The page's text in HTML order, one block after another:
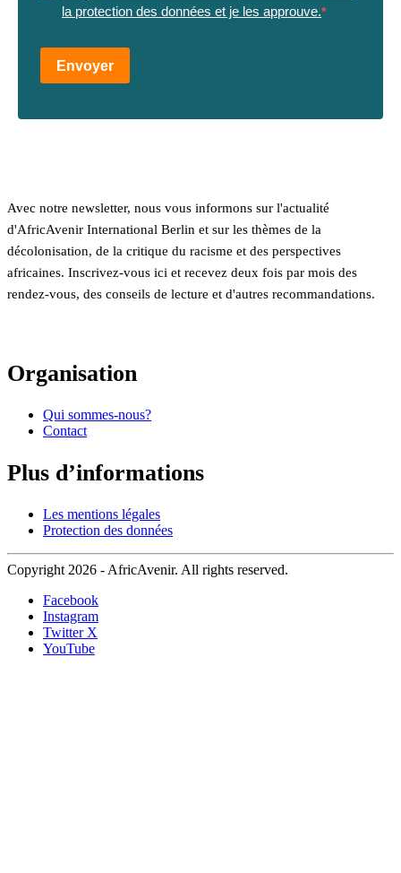
la protection des données et je les approuve.
Envoyer
Avec notre newsletter, nous vous informons sur l'actualité
d'AfricAvenir International Berlin et sur les thèmes de la
décolonisation, de la critique du racisme et des perspectives
africaines. Inscrivez-vous ici et recevez deux fois par mois des
rendez-vous, des conseils de lecture et d'autres recommandations.
Organisation
Qui sommes-nous?
Contact
Plus d’informations
Les mentions légales
Protection des données
Copyright 2026 - AfricAvenir. All rights reserved.
Facebook
Instagram
Twitter X
YouTube